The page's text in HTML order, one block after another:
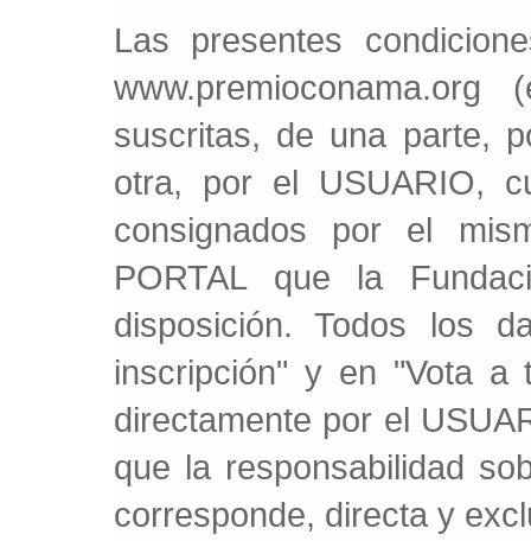
Las presentes
suscritas, de una parte,
otra, por el USUARIO,
consignados por el
PORTAL que la
disposición. Todos los
inscripción" y en "Vota a
directamente por el
que la responsabilidad
corresponde, directa y